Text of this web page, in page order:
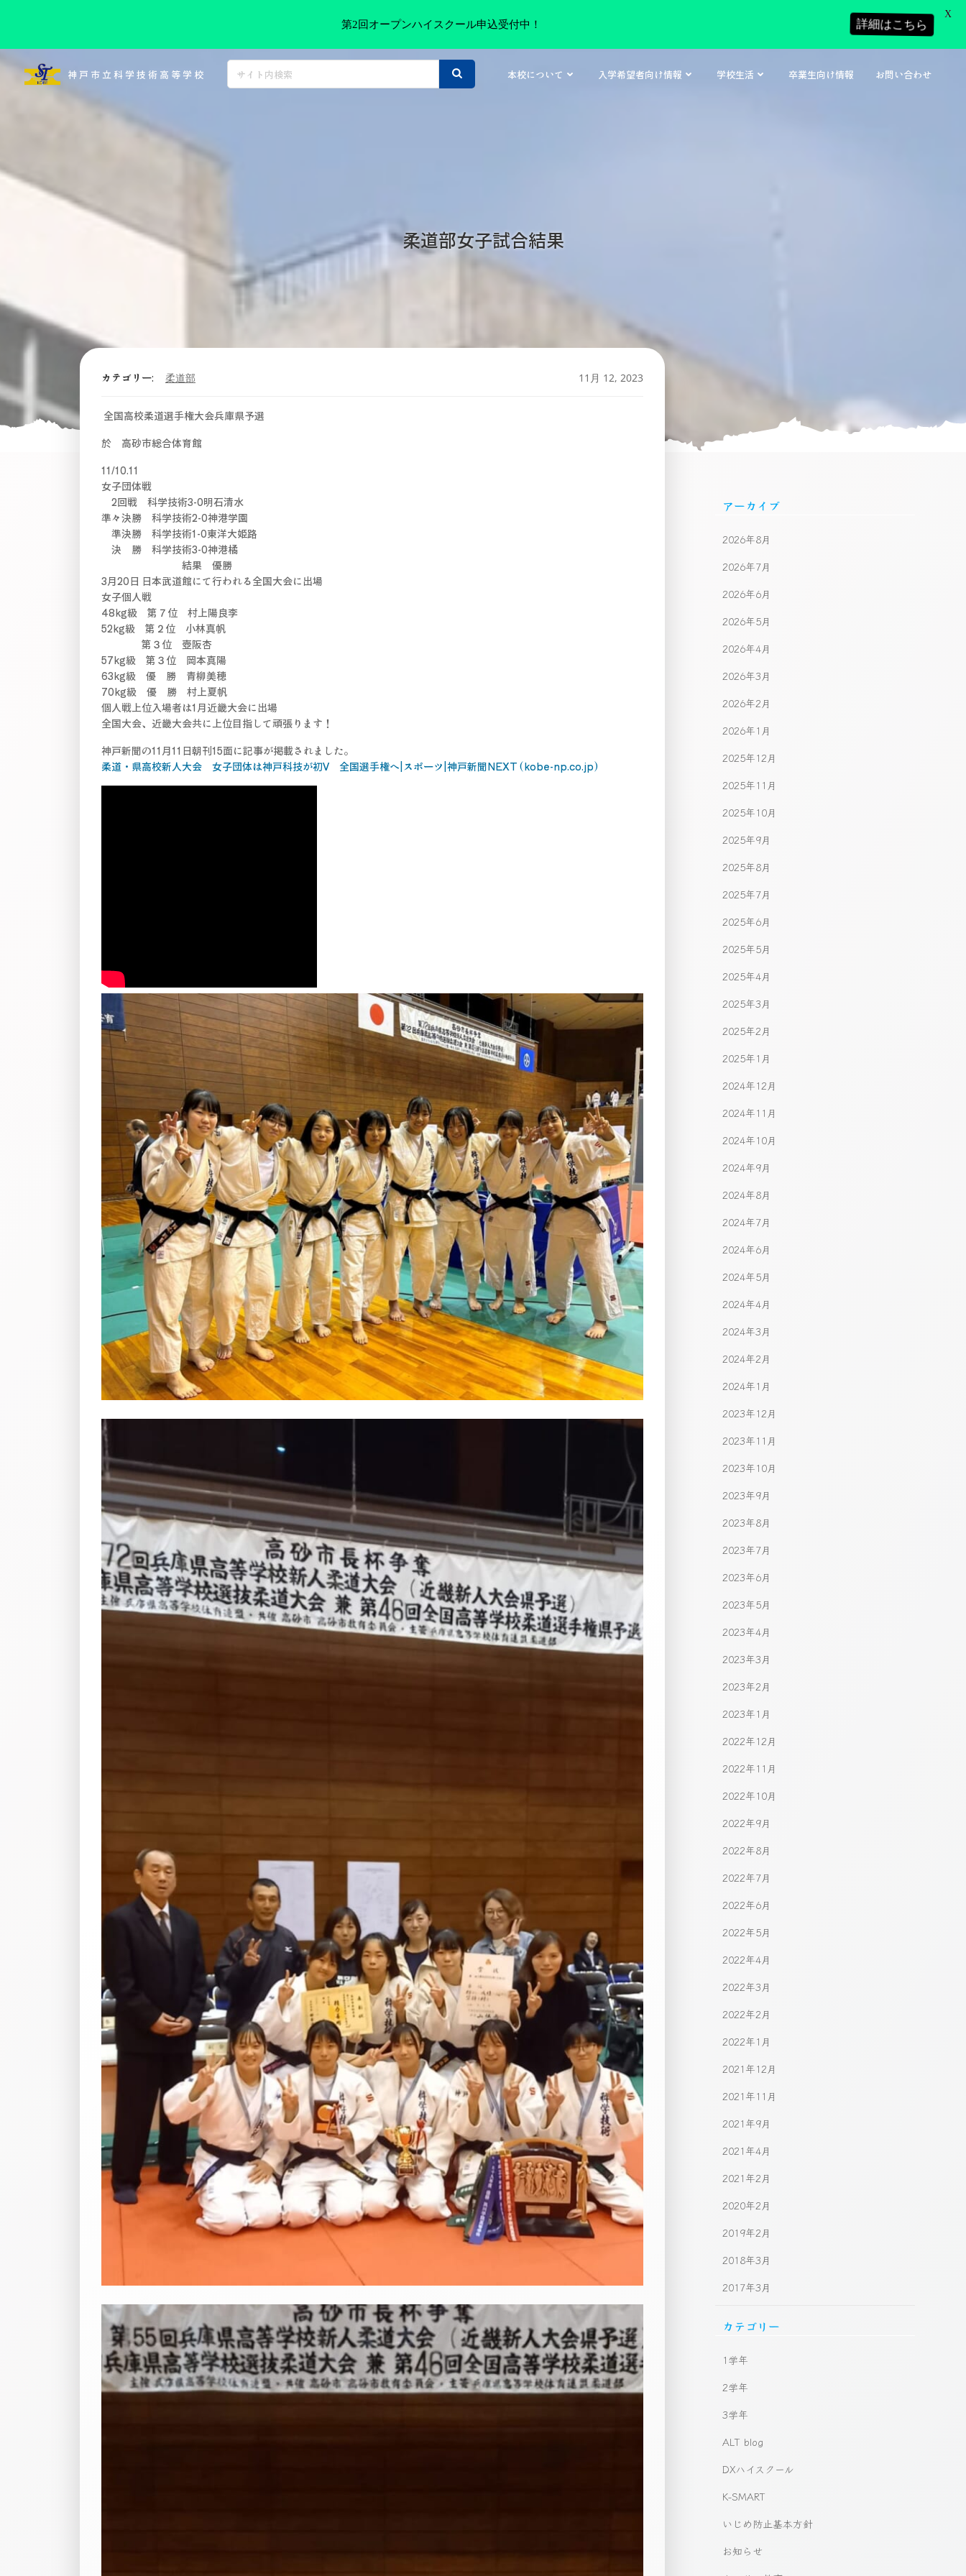
ッ
神戸市立科学技術高等学校 本校について 入学希望者向け情報 学校生活 卒業生向け情報 お問い合わせ
柔道部女子試合結果
カテゴリー: 柔道部 11月 12, 2023
全国高校柔道選手権大会兵庫県予選
於 高砂市総合体育館
11/10.11
女子団体戦
2回戦 科学技術3-0明石清水
準々決勝 科学技術2-0神港学園
準決勝 科学技術1-0東洋大姫路
決 勝 科学技術3-0神港橘
結果 優勝
3月20日 日本武道館にて行われる全国大会に出場
女子個人戦
48kg級 第７位 村上陽良李
52kg級 第２位 小林真帆
第３位 壺阪杏
57kg級 第３位 岡本真陽
63kg級 優 勝 青柳美穂
70kg級 優 勝 村上夏帆
個人戦上位入場者は1月近畿大会に出場
全国大会、近畿大会共に上位目指して頑張ります！
神戸新聞の11月11日朝刊15面に記事が掲載されました。
柔道・県高校新人大会 女子団体は神戸科技が初V 全国選手権へ|スポーツ|神戸新聞NEXT (kobe-np.co.jp)
アーカイブ
2026年8月
2026年7月
2026年6月
2026年5月
2026年4月
2026年3月
2026年2月
2026年1月
2025年12月
2025年11月
2025年10月
2025年9月
2025年8月
2025年7月
2025年6月
2025年5月
2025年4月
2025年3月
2025年2月
2025年1月
2024年12月
2024年11月
2024年10月
2024年9月
2024年8月
2024年7月
2024年6月
2024年5月
2024年4月
2024年3月
2024年2月
2024年1月
2023年12月
2023年11月
2023年10月
2023年9月
2023年8月
2023年7月
2023年6月
2023年5月
2023年4月
2023年3月
2023年2月
2023年1月
2022年12月
2022年11月
2022年10月
2022年9月
2022年8月
2022年7月
2022年6月
2022年5月
2022年4月
2022年3月
2022年2月
2022年1月
2021年12月
2021年11月
2021年9月
2021年4月
2021年2月
2020年2月
2019年2月
2018年3月
2017年3月
カテゴリー
1学年
2学年
3学年
ALT blog
DXハイスクール
K-SMART
いじめ防止基本方針
お知らせ
第2回オープンハイスクール申込受付中！ 詳細はこちら
X